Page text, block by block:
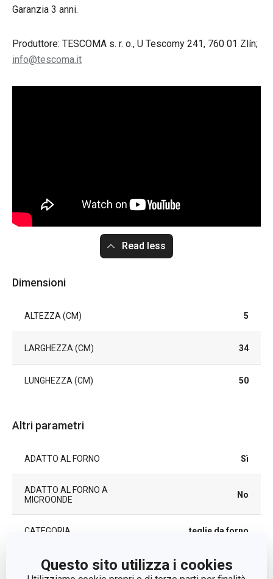
Questo sito utilizza i cookies
Garanzia 3 anni.
Produttore: TESCOMA s. r. o., U Tescomy 241, 760 01 Zlín;
info@tescoma.it
Read less
Dimensioni
ALTEZZA (CM) 5
LARGHEZZA (CM) 34
LUNGHEZZA (CM) 50
Altri parametri
ADATTO AL FORNO Sì
ADATTO AL FORNO A
MICROONDE
No
CATEGORIA teglie da forno
LINEA DI PRODOTTO DELÍCIA